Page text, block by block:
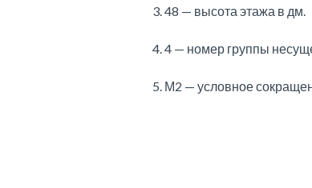
3. 48 — высота этажа в дм.
4. 4 — номер группы
5. М2 — условное